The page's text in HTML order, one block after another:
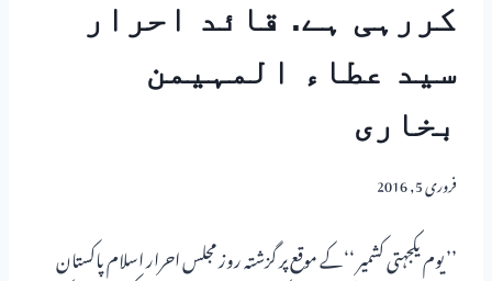
کررہی ہے. قائد احرار
سید عطاء المہیمن
بخاری
فروری 5, 2016
’’ یوم یکجہتی کشمیر ‘‘کے موقع پر گزشتہ روز مجلس احرار اسلام پاکستان